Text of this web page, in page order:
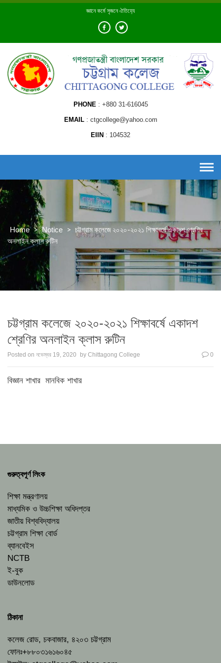
Skip
জ্ঞানে কর্মে সৃজনে ঐতিহ্যে
PHONE +880 31-616045
EMAIL ctgcollege@yahoo.com
EIIN 104532
Home > Notice > চট্টগ্রাম কলেজে ২০২০-২০২১ শিক্ষাবর্ষে একাদশ শ্রেণির
অনলাইন ক্লাস রুটিন
চট্টগ্রাম কলেজে ২০২০-২০২১ শিক্ষাবর্ষে একাদশ
শ্রেণির অনলাইন ক্লাস রুটিন
Posted on নভেম্বর 19, 2020 by Chittagong College 0
বিজ্ঞান শাখার মানবিক শাখার
গুরুত্বপূর্ণ লিংক
শিক্ষা মন্ত্রণালয়
মাধ্যমিক ও উচ্চশিক্ষা অধিদপ্তর
জাতীয় বিশ্ববিদ্যালয়
চট্টগ্রাম শিক্ষা বোর্ড
ব্যানবেইস
NCTB
ই-বুক
ডাউনলোড
ঠিকানা
কলেজ রোড, চকবাজার, ৪২০৩ চট্টগ্রাম
ফোনঃ+৮৮০৩১৬১৬০৪৫